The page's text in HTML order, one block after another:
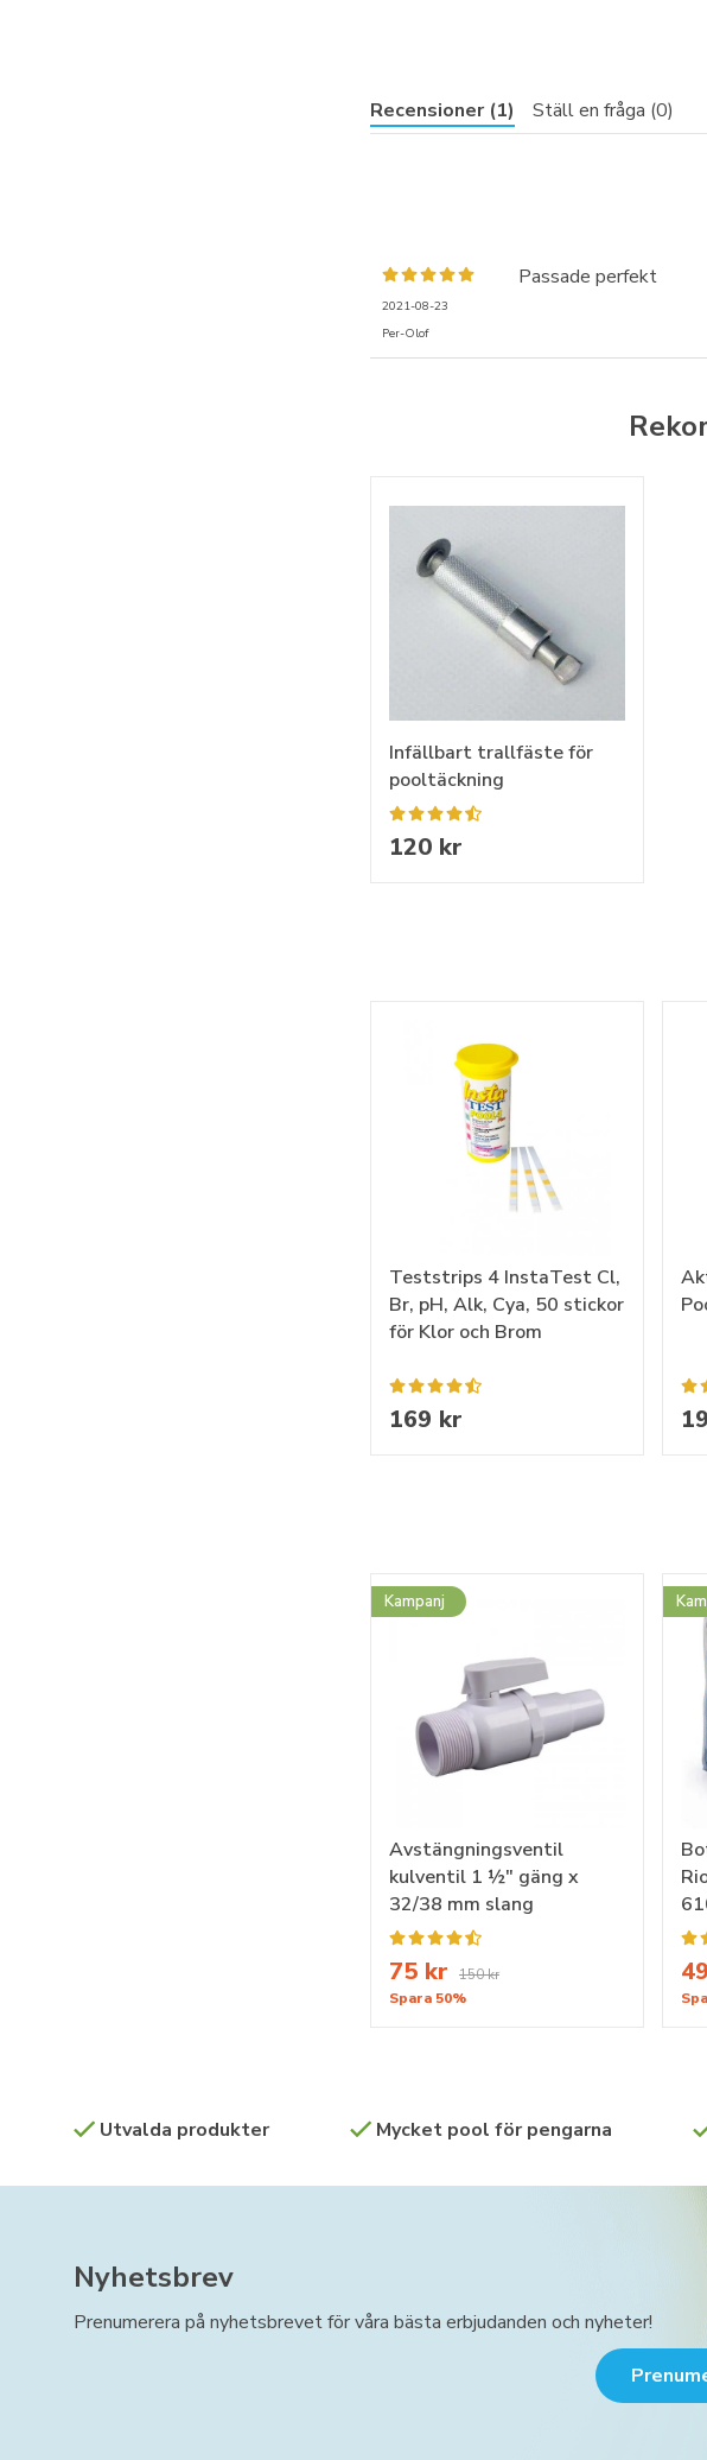
Recensioner (1) Ställ en fråga (0)
2021-08-23
Per-Olof
Passade perfekt
Infällbart trallfäste för
pooltäckning
120 kr
Teststrips 4 InstaTest Cl,
Br, pH, Alk, Cya, 50 stickor
för Klor och Brom
169 kr
Kampanj
Avstängningsventil
kulventil 1 ½" gäng x
32/38 mm slang
75 kr
150 kr
Spara 50%
Utvalda produkter Mycket pool för pengarna
Nyhetsbrev
Prenumerera på nyhetsbrevet för våra bästa erbjudanden och nyheter!